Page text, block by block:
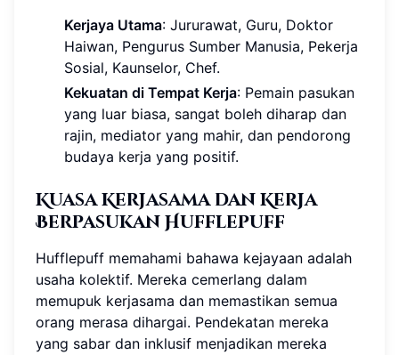
Kerjaya Utama: Jururawat, Guru, Doktor
Haiwan, Pengurus Sumber Manusia, Pekerja
Sosial, Kaunselor, Chef.
Kekuatan di Tempat Kerja: Pemain pasukan
yang luar biasa, sangat boleh diharap dan
rajin, mediator yang mahir, dan pendorong
budaya kerja yang positif.
Kuasa Kerjasama dan Kerja
Berpasukan Hufflepuff
Hufflepuff memahami bahawa kejayaan adalah
usaha kolektif. Mereka cemerlang dalam
memupuk kerjasama dan memastikan semua
orang merasa dihargai. Pendekatan mereka
yang sabar dan inklusif menjadikan mereka